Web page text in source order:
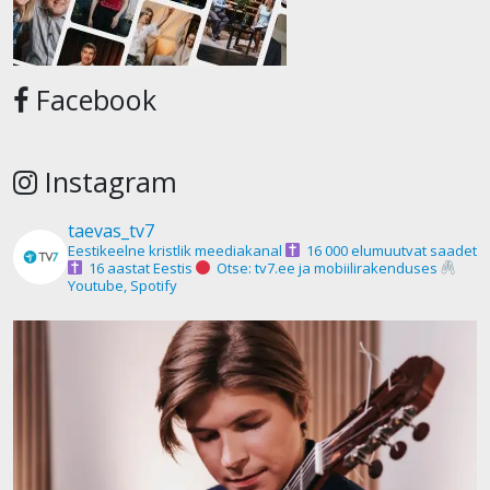
Facebook
Instagram
taevas_tv7
Eestikeelne kristlik meediakanal
16 000 elumuutvat saadet
16 aastat Eestis
Otse: tv7.ee ja mobiilirakenduses
Youtube, Spotify